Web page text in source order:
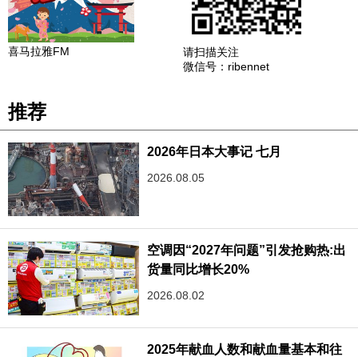
喜马拉雅FM
请扫描关注
微信号：ribennet
推荐
2026年日本大事记 七月
2026.08.05
空调因“2027年问题”引发抢购热:出
货量同比增长20%
2026.08.02
2025年献血人数和献血量基本和往